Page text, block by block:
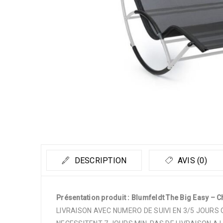
DESCRIPTION AVIS (0)
Présentation produit : Blumfeldt The Big Easy –
LIVRAISON AVEC NUMERO DE SUIVI EN 3/5